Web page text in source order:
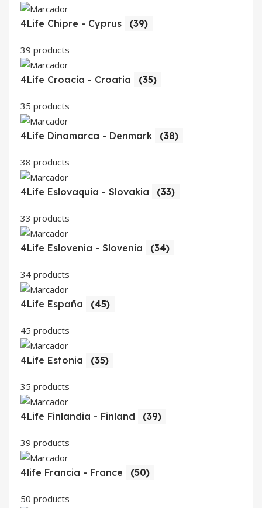
4Life Chipre - Cyprus (39)
39 products
4Life Croacia - Croatia (35)
35 products
4Life Dinamarca - Denmark (38)
38 products
4Life Eslovaquia - Slovakia (33)
33 products
4Life Eslovenia - Slovenia (34)
34 products
4Life España (45)
45 products
4Life Estonia (35)
35 products
4Life Finlandia - Finland (39)
39 products
4life Francia - France (50)
50 products